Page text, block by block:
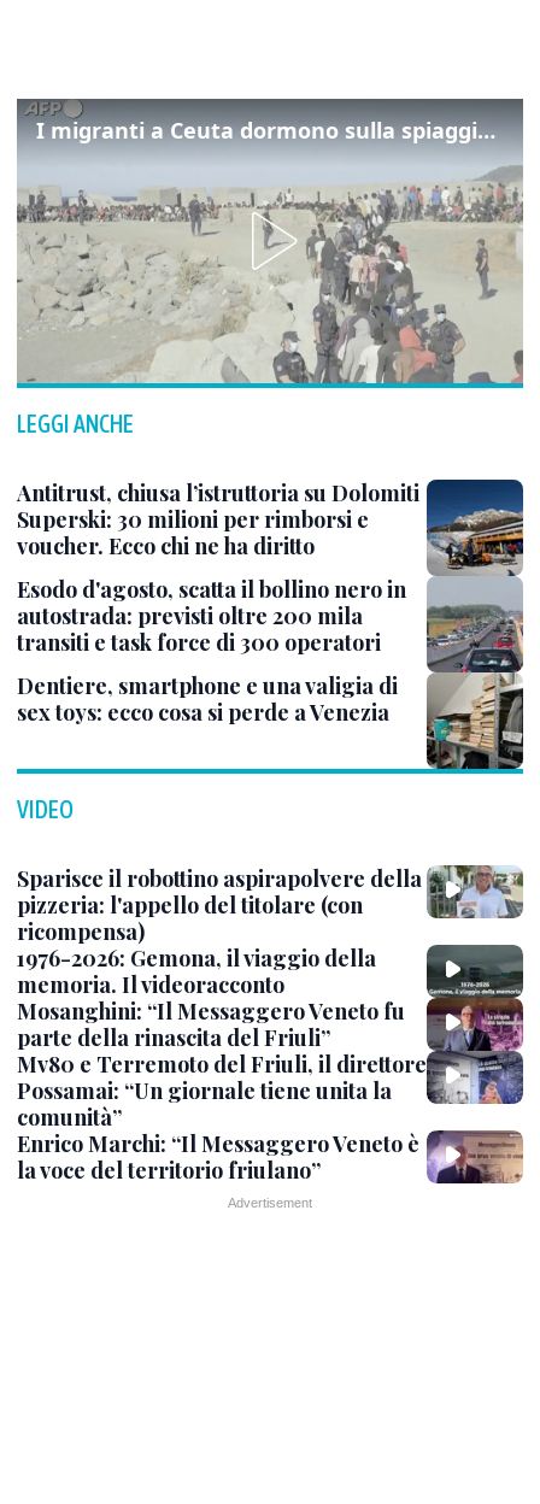
I migranti a Ceuta dormono sulla spiaggia: "Vogliamo entrare in Europa"
LEGGI ANCHE
Antitrust, chiusa l’istruttoria su Dolomiti
Superski: 30 milioni per rimborsi e
voucher. Ecco chi ne ha diritto
Esodo d'agosto, scatta il bollino nero in
autostrada: previsti oltre 200 mila
transiti e task force di 300 operatori
Dentiere, smartphone e una valigia di
sex toys: ecco cosa si perde a Venezia
VIDEO
Sparisce il robottino aspirapolvere della
pizzeria: l'appello del titolare (con
ricompensa)
1976-2026: Gemona, il viaggio della
memoria. Il videoracconto
Mosanghini: “Il Messaggero Veneto fu
parte della rinascita del Friuli”
Mv80 e Terremoto del Friuli, il direttore
Possamai: “Un giornale tiene unita la
comunità”
Enrico Marchi: “Il Messaggero Veneto è
la voce del territorio friulano”